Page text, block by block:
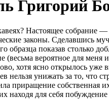
Григорий
Настоящее собрание
законы. Сделавшись
образца показав столько
(весьма вероятное для
хотя ясно открылось уже
нельзя унижать за то, что
приращение собственная
находя для себя